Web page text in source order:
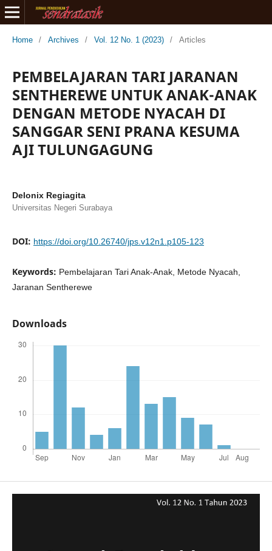
Home / Archives / Vol. 12 No. 1 (2023) / Articles
PEMBELAJARAN TARI JARANAN
SENTHEREWE UNTUK ANAK-ANAK
DENGAN METODE NYACAH DI
SANGGAR SENI PRANA KESUMA
AJI TULUNGAGUNG
Delonix Regiagita
Universitas Negeri Surabaya
DOI: https://doi.org/10.26740/jps.v12n1.p105-123
Keywords: Pembelajaran Tari Anak-Anak, Metode Nyacah,
Jaranan Sentherewe
Downloads